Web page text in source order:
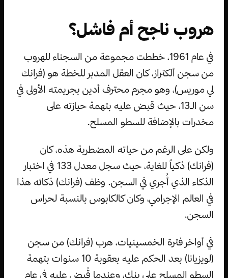
هروب ناجح أم فاشل؟
في عام 1961، خططت مجموعة من السجناء للهروب
من سجن ألكتراز، كان العقل المدبر للخطة هو (فرانك
لي موريس)، وهو مجرم محترف أدين بجريمته الأولى في
سن الـ13، حيث قبض عليه بتهمة حيازته على
مخدرات بالإضافة للسطو المسلح.
ولكن على الرغم من حياته المضطربة هذه، كان
(فرانك) ذكياً للغاية، حيث سجل معدل 133 في اختبار
الذكاء الذي أُجري في السجن. وظف (فرانك) ذكائه هذا
في العالم الإجرامي، وكان كالكابوس بالنسبة لحراس
السجن.
في أواخر فترة الخمسينيات، هرب (فرانك) من سجن
(لويزيانا) بعد الحكم عليه بعقوبة 10 سنوات بتهمة
السطو المسلح على بنك، وعندما قُبض عليه في عام